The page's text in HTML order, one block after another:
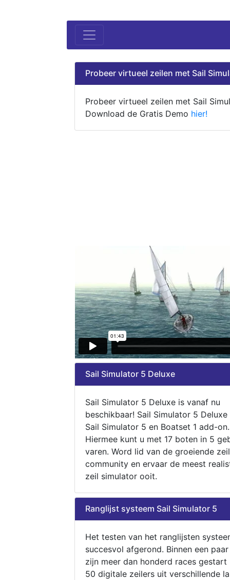
Probeer virtueel zeilen met Sail
Probeer virtueel zeilen met Sail
Download de Gratis Demo hier!
Sail Simulator 5 Deluxe
Sail Simulator 5 Deluxe is vanaf nu
beschikbaar! Sail Simulator 5
Sail Simulator 5 en Boatset 1 add-on.
Hiermee kunt u met 17 boten in 5
varen. Word lid van de groeiende zeil
community en ervaar de meest
zeil simulator ooit.
Ranglijst systeem Sail Simulator 5
Het testen van het ranglijsten
succesvol afgerond. Binnen een
zijn meer dan honderd races gestart
50 digitale zeilers uit verschillende